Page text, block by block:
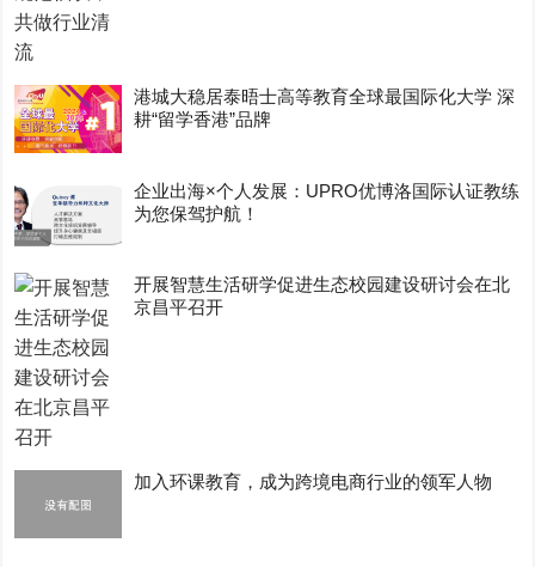
港城大稳居泰晤士高等教育全球最国际化大学 深
耕“留学香港”品牌
企业出海×个人发展：UPRO优博洛国际认证教练
为您保驾护航！
开展智慧生活研学促进生态校园建设研讨会在北
京昌平召开
加入环课教育，成为跨境电商行业的领军人物